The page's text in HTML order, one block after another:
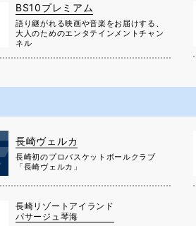
BS10プレミアム
語り継がれる映画や音楽をお届けする、
大人のためのエンタテインメントチャン
ネル
長崎ヴェルカ
長崎初のプロバスケットボールクラブ
「長崎ヴェルカ」
長崎リゾートアイランド
パサージュ琴海